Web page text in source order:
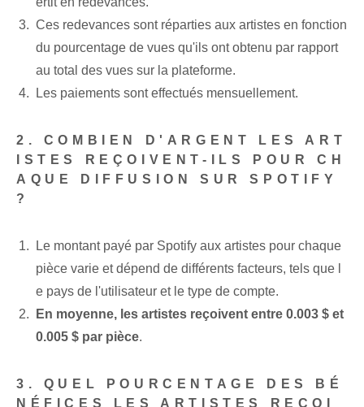
Ces redevances sont réparties aux artistes en fonction
du pourcentage de vues qu'ils ont obtenu par rapport
au total des vues sur la plateforme.
Les paiements sont effectués mensuellement.
2. COMBIEN D'ARGENT LES ART
ISTES REÇOIVENT-ILS POUR CH
AQUE DIFFUSION SUR SPOTIFY
?
Le montant payé par Spotify aux artistes pour chaque
pièce varie et dépend de différents facteurs, tels que l
e pays de l'utilisateur et le type de compte.
En moyenne, les artistes reçoivent entre 0.003 $ et
0.005 $ par pièce.
3. QUEL POURCENTAGE DES BÉ
NÉFICES LES ARTISTES REÇOI